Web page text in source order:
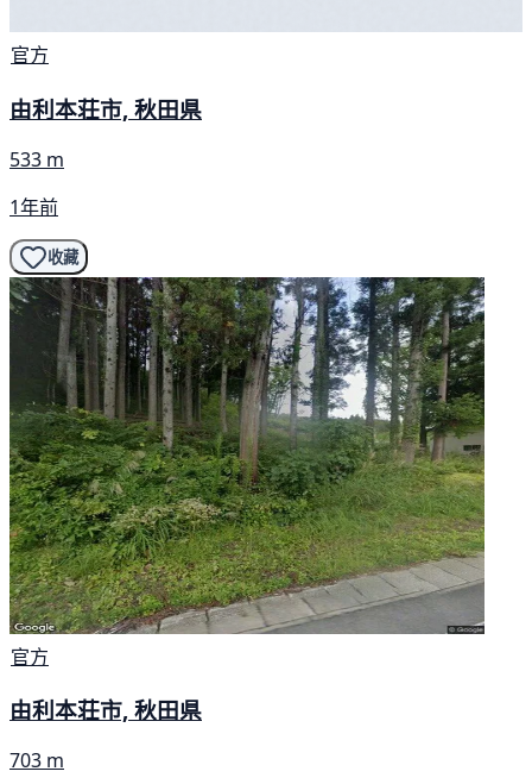
官方
由利本荘市, 秋田県
533 m
1年前
收藏
官方
由利本荘市, 秋田県
703 m